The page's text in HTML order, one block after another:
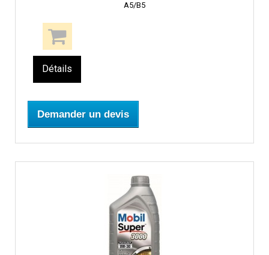
A5/B5
Détails
Demander un devis